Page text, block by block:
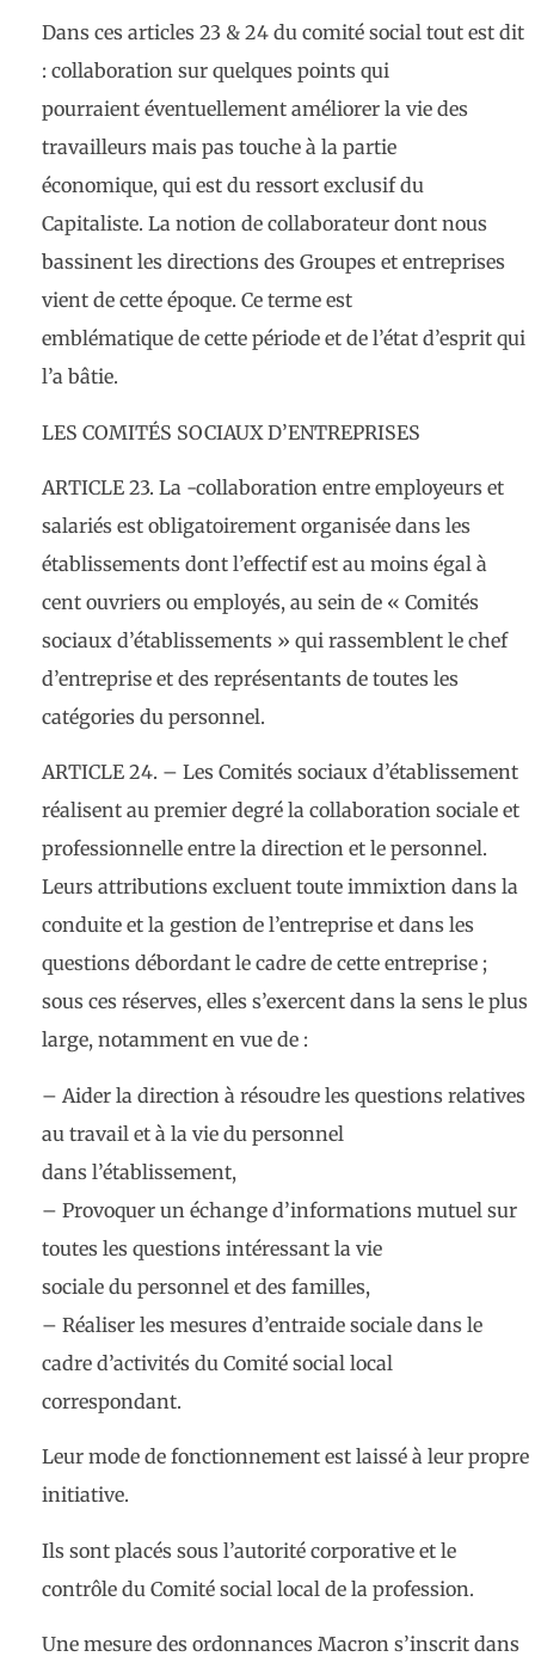
Dans ces articles 23 & 24 du comité social tout est dit
: collaboration sur quelques points qui
pourraient éventuellement améliorer la vie des
travailleurs mais pas touche à la partie
économique, qui est du ressort exclusif du
Capitaliste. La notion de collaborateur dont nous
bassinent les directions des Groupes et entreprises
vient de cette époque. Ce terme est
emblématique de cette période et de l’état d’esprit qui
l’a bâtie.
LES COMITÉS SOCIAUX D’ENTREPRISES
ARTICLE 23. La -collaboration entre employeurs et
salariés est obligatoirement organisée dans les
établissements dont l’effectif est au moins égal à
cent ouvriers ou employés, au sein de « Comités
sociaux d’établissements » qui rassemblent le chef
d’entreprise et des représentants de toutes les
catégories du personnel.
ARTICLE 24. – Les Comités sociaux d’établissement
réalisent au premier degré la collaboration sociale et
professionnelle entre la direction et le personnel.
Leurs attributions excluent toute immixtion dans la
conduite et la gestion de l’entreprise et dans les
questions débordant le cadre de cette entreprise ;
sous ces réserves, elles s’exercent dans la sens le plus
large, notamment en vue de :
– Aider la direction à résoudre les questions relatives
au travail et à la vie du personnel
dans l’établissement,
– Provoquer un échange d’informations mutuel sur
toutes les questions intéressant la vie
sociale du personnel et des familles,
– Réaliser les mesures d’entraide sociale dans le
cadre d’activités du Comité social local
correspondant.
Leur mode de fonctionnement est laissé à leur propre
initiative.
Ils sont placés sous l’autorité corporative et le
contrôle du Comité social local de la profession.
Une mesure des ordonnances Macron s’inscrit dans